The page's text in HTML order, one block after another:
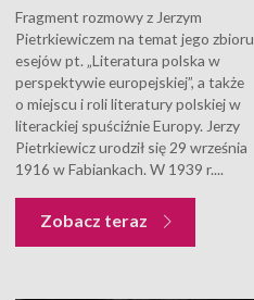
Fragment rozmowy z Jerzym
Pietrkiewiczem na temat jego zbioru
esejów pt. „Literatura polska w
perspektywie europejskiej”, a także
o miejscu i roli literatury polskiej w
literackiej spuściźnie Europy. Jerzy
Pietrkiewicz urodził się 29 września
1916 w Fabiankach. W 1939 r....
Zobacz teraz